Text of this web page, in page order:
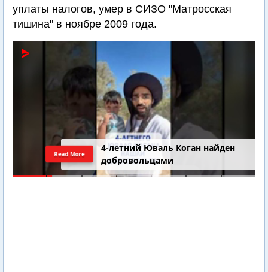
уплаты налогов, умер в СИЗО "Матросская
тишина" в ноябре 2009 года.
4-летний Юваль Коган найден
добровольцами
Read More